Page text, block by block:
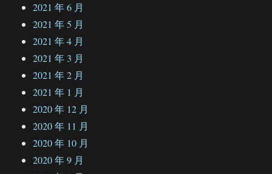
2021 年 6 月
2021 年 5 月
2021 年 4 月
2021 年 3 月
2021 年 2 月
2021 年 1 月
2020 年 12 月
2020 年 11 月
2020 年 10 月
2020 年 9 月